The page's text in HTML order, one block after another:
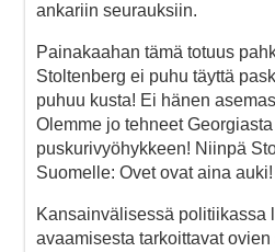
ankariin seurauksiin.
Painakaahan tämä totuus
Stoltenberg ei puhu täyttä
puhuu kusta! Ei hänen
Olemme jo tehneet
puskurivyöhykkeen! Niinpä
Suomelle: Ovet ovat aina
Kansainvälisessä politiikassa
avaamisesta tarkoittavat